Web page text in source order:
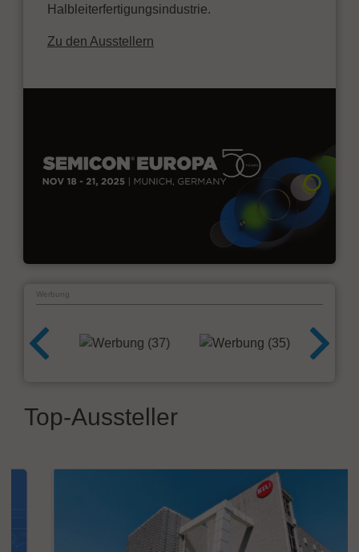
Halbleiterfertigungsindustrie.
Zu den Ausstellern
Werbung
Top-Aussteller